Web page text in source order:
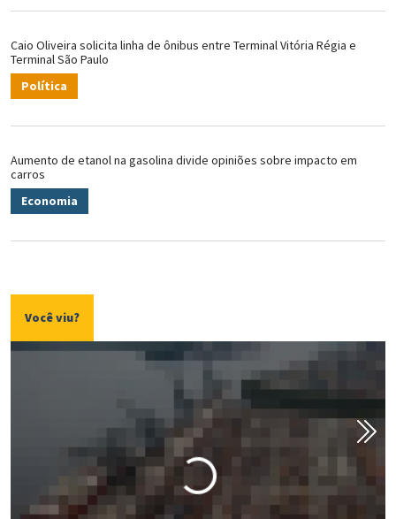
Caio Oliveira solicita linha de ônibus entre Terminal Vitória Régia e
Terminal São Paulo
Política
Aumento de etanol na gasolina divide opiniões sobre impacto em
carros
Economia
Você viu?